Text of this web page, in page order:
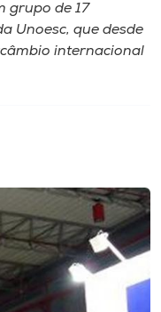
grupo de 17
Unoesc, que desde
internacional